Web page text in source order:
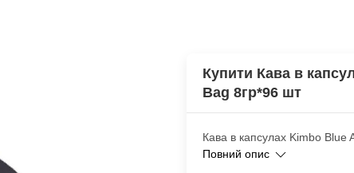
Купити Кава в
Bag 8гр*96 шт
Кава в капсулах Kimbo Blue
Повний опис